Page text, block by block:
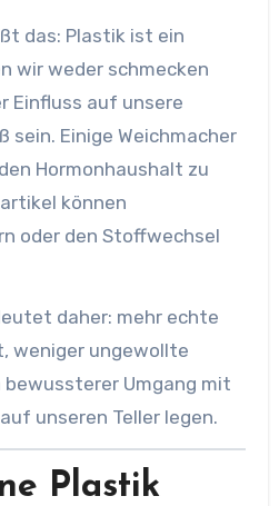
das: Plastik ist ein
wir weder schmecken
Einfluss auf unsere
sein. Einige Weichmacher
Hormonhaushalt zu
können
oder den Stoffwechsel
daher: mehr echte
weniger ungewollte
Umgang mit
unseren Teller legen.
Plastik